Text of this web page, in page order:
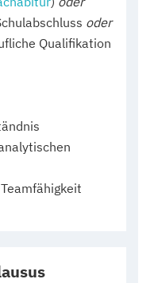
oder
Qualifikation